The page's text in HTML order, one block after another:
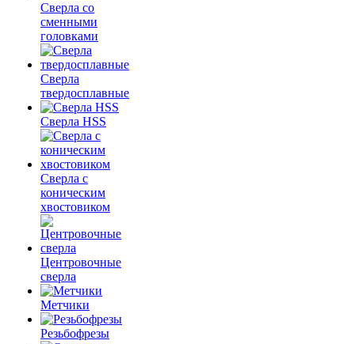
Сверла со
сменными
головками
Сверла
твердосплавные
Сверла HSS
Сверла с
коническим
хвостовиком
Центровочные
сверла
Метчики
Резьбофрезы